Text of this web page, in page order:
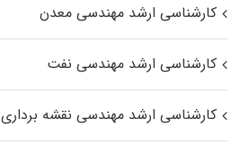
کارشناسی ارشد مهندسی معدن
کارشناسی ارشد مهندسی نفت
کارشناسی ارشد مهندسی نقشه برداری